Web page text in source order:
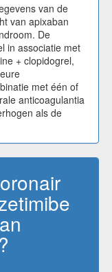
van de
van apixaban
De
in associatie met
+ clopidogrel,
met één of
anticoagulantia
als de